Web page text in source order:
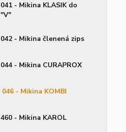
041 - Mikina KLASIK do
"V"
042 - Mikina členená zips
044 - Mikina CURAPROX
046 - Mikina KOMBI
460 - Mikina KAROL